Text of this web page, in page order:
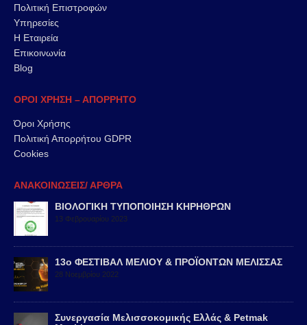
Πολιτική Επιστροφών
Υπηρεσίες
Η Εταιρεία
Επικοινωνία
Blog
ΟΡΟΙ ΧΡΗΣΗ – ΑΠΟΡΡΗΤΟ
Όροι Χρήσης
Πολιτική Απορρήτου GDPR
Cookies
ΑΝΑΚΟΙΝΩΣΕΙΣ/ ΑΡΘΡΑ
ΒΙΟΛΟΓΙΚΗ ΤΥΠΟΠΟΙΗΣΗ ΚΗΡΗΘΡΩΝ
13 Φεβρουαρίου 2023
13ο ΦΕΣΤΙΒΑΛ ΜΕΛΙΟΥ & ΠΡΟΪΟΝΤΩΝ ΜΕΛΙΣΣΑΣ
28 Νοεμβρίου 2022
Συνεργασία Μελισσοκομικής Ελλάς & Petmak